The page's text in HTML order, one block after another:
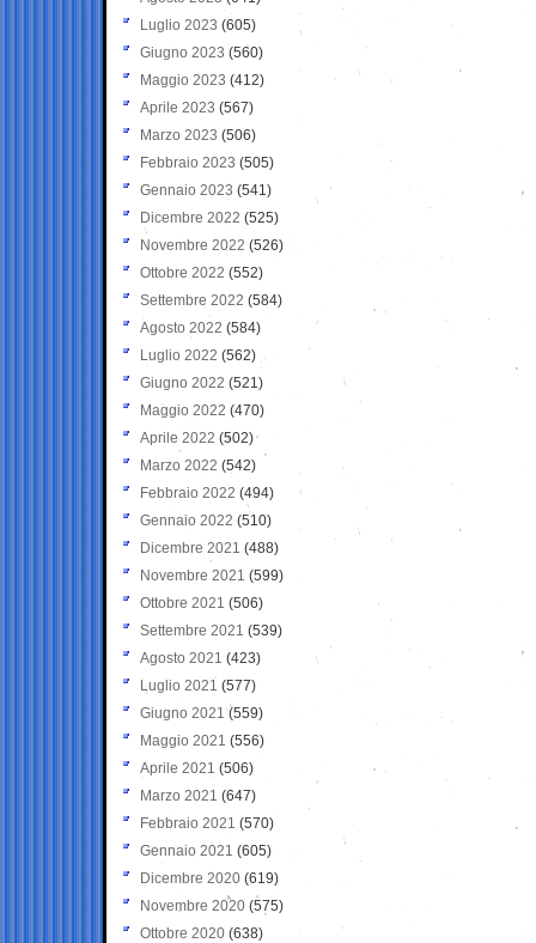
Luglio 2023 (605)
Giugno 2023 (560)
Maggio 2023 (412)
Aprile 2023 (567)
Marzo 2023 (506)
Febbraio 2023 (505)
Gennaio 2023 (541)
Dicembre 2022 (525)
Novembre 2022 (526)
Ottobre 2022 (552)
Settembre 2022 (584)
Agosto 2022 (584)
Luglio 2022 (562)
Giugno 2022 (521)
Maggio 2022 (470)
Aprile 2022 (502)
Marzo 2022 (542)
Febbraio 2022 (494)
Gennaio 2022 (510)
Dicembre 2021 (488)
Novembre 2021 (599)
Ottobre 2021 (506)
Settembre 2021 (539)
Agosto 2021 (423)
Luglio 2021 (577)
Giugno 2021(559)
Maggio 2021 (556)
Aprile 2021 (506)
Marzo 2021 (647)
Febbraio 2021 (570)
Gennaio 2021 (605)
Dicembre 2020 (619)
Novembre 2020 (575)
Ottobre 2020 (638)